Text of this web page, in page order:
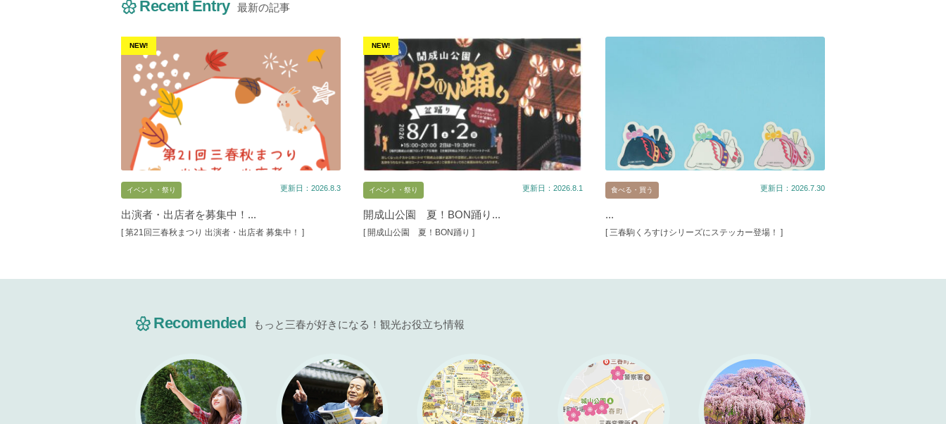
Recent Entry 最新の記事
NEW!
イベント・祭り
出演者・出店者を募集中！...
[ 第21回三春秋まつり 出演者・出店者 募集中！ ]
更新日：2026.8.3
NEW!
イベント・祭り
開成山公園 夏！BON踊り...
[ 開成山公園 夏！BON踊り ]
更新日：2026.8.1 食べる・買う
...
[ 三春駒くろすけシリーズにステッカー登場！ ]
更新日：2026.7.30
Recomended もっと三春が好きになる！観光お役立ち情報